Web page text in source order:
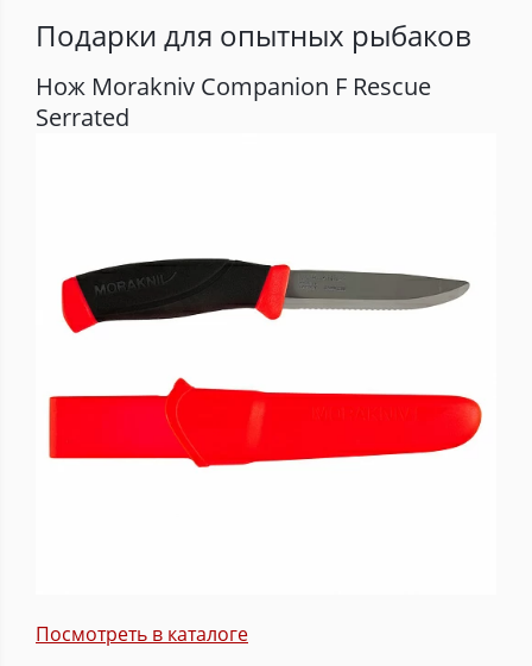
Подарки для опытных рыбаков
Нож Morakniv Companion F Rescue
Serrated
Посмотреть в каталоге